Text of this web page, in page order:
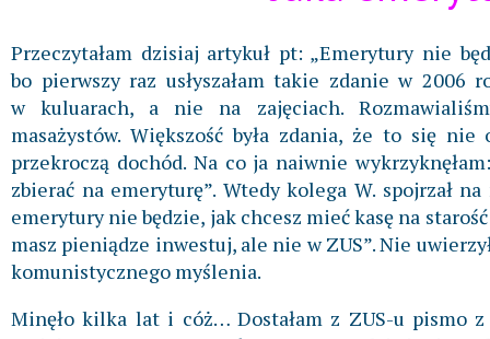
Przeczytałam dzisiaj artykuł pt: „Emerytury nie
bo pierwszy raz usłyszałam takie zdanie w 2006
w kuluarach, a nie na zajęciach.
masażystów. Większość była zdania, że to się
przekroczą dochód. Na co ja naiwnie
zbierać na emeryturę”. Wtedy kolega W. spojrzał
emerytury nie będzie, jak chcesz mieć kasę na
masz pieniądze inwestuj, ale nie w ZUS”. Nie
komunistycznego myślenia.
Minęło kilka lat i cóż… Dostałam z ZUS-u pismo